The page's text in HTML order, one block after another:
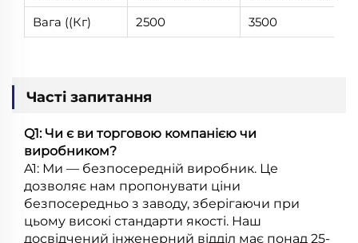
Вага ((Кг)
2500 3500
Часті запитання
Q1: Чи є ви торговою компанією чи
виробником?
A1: Ми — безпосередній виробник. Це
дозволяє нам пропонувати ціни
безпосередньо з заводу, зберігаючи при
цьому високі стандарти якості. Наш
досвідчений інженерний відділ має понад 25-